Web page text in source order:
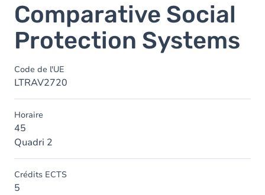
Comparative Social
Protection Systems
Code de l'UE
LTRAV2720
Horaire
45
Quadri 2
Crédits ECTS
5